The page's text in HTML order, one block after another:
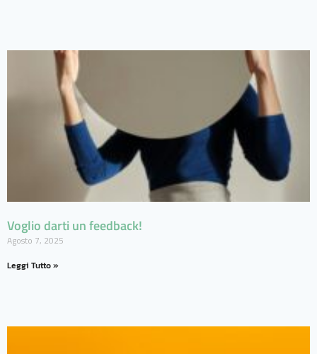
Voglio darti un feedback!
Agosto 7, 2025
Leggi Tutto »